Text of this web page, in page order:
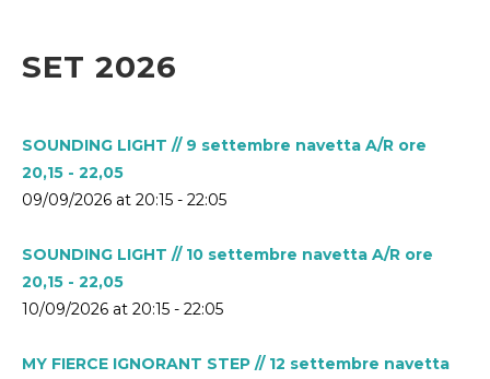
SET 2026
SOUNDING LIGHT // 9 settembre navetta A/R ore
20,15 - 22,05
09/09/2026 at 20:15 - 22:05
SOUNDING LIGHT // 10 settembre navetta A/R ore
20,15 - 22,05
10/09/2026 at 20:15 - 22:05
MY FIERCE IGNORANT STEP // 12 settembre navetta